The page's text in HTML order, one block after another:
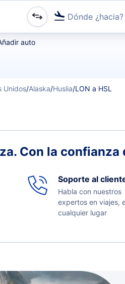
Dónde ¿hacia?
o aeropuerto o por vuelos
auto
Unidos/Alaska/Huslia/LON a HSL
Con la confianza
Soporte al
Habla con nuestros
expertos en viajes,
cualquier lugar